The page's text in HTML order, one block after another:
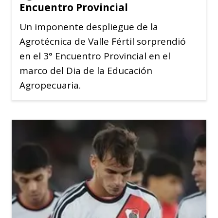
Encuentro Provincial
Un imponente despliegue de la
Agrotécnica de Valle Fértil sorprendió
en el 3° Encuentro Provincial en el
marco del Dia de la Educación
Agropecuaria.